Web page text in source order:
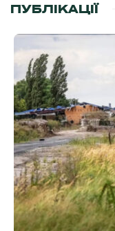
ПУБЛІКАЦІЇ